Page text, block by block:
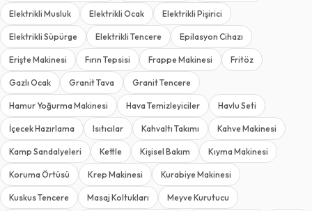
Elektrikli Musluk Elektrikli Ocak Elektrikli Pişirici
Elektrikli Süpürge Elektrikli Tencere Epilasyon Cihazı
Erişte Makinesi Fırın Tepsisi Frappe Makinesi Fritöz
Gazlı Ocak Granit Tava Granit Tencere
Hamur Yoğurma Makinesi Hava Temizleyiciler Havlu Seti
İçecek Hazırlama Isıtıcılar Kahvaltı Takımı Kahve Makinesi
Kamp Sandalyeleri Kettle Kişisel Bakım Kıyma Makinesi
Koruma Örtüsü Krep Makinesi Kurabiye Makinesi
Kuskus Tencere Masaj Koltukları Meyve Kurutucu